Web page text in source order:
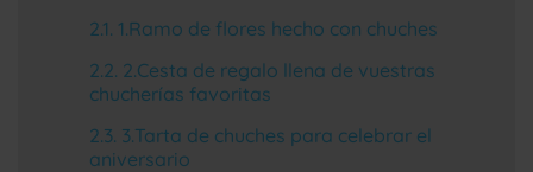
1.Ramo de flores hecho con chuches
2.Cesta de regalo llena de vuestras
chucherías favoritas
3.Tarta de chuches para celebrar el
aniversario